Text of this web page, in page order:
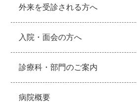
外来を受診される方へ
入院・面会の方へ
診療科・部門のご案内
病院概要